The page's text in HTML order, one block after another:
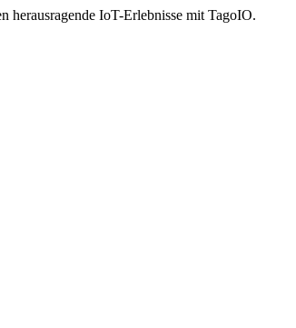
herausragende IoT-Erlebnisse mit TagoIO.